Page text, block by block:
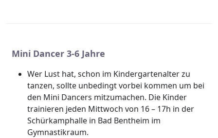
Mini Dancer 3-6 Jahre
Wer Lust hat, schon im Kindergartenalter zu
tanzen, sollte unbedingt vorbei kommen um bei
den Mini Dancers mitzumachen. Die Kinder
trainieren jeden Mittwoch von 16 – 17h in der
Schürkamphalle in Bad Bentheim im
Gymnastikraum.